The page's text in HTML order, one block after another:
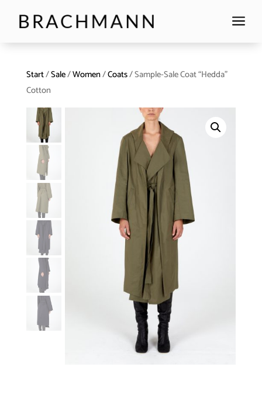
a
Start/Sale/Women/Coats/ Sample-Sale Coat “Hedda”
Cotton